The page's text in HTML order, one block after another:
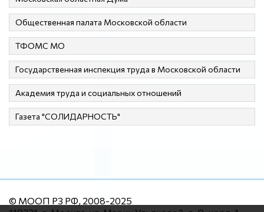
Общественная палата Московской области
ТФОМС МО
Государственная инспекция труда в Московской области
Академия труда и социальных отношений
Газета "СОЛИДАРНОСТЬ"
© МООП РЗ РФ, 2008-2025